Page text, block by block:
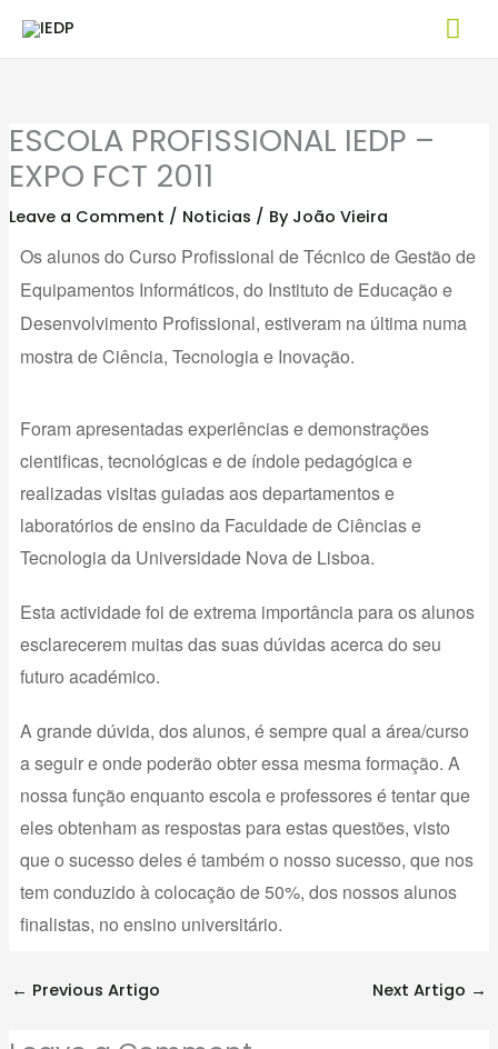
ESCOLA PROFISSIONAL IEDP –
EXPO FCT 2011
Leave a Comment / Noticias / By João Vieira
Os alunos do Curso Profissional de Técnico de Gestão de
Equipamentos Informáticos, do Instituto de Educação e
Desenvolvimento Profissional, estiveram na última numa
mostra de Ciência, Tecnologia e Inovação.
Foram apresentadas experiências e demonstrações
cientificas, tecnológicas e de índole pedagógica e
realizadas visitas guiadas aos departamentos e
laboratórios de ensino da Faculdade de Ciências e
Tecnologia da Universidade Nova de Lisboa.
Esta actividade foi de extrema importância para os alunos
esclarecerem muitas das suas dúvidas acerca do seu
futuro académico.
A grande dúvida, dos alunos, é sempre qual a área/curso
a seguir e onde poderão obter essa mesma formação. A
nossa função enquanto escola e professores é tentar que
eles obtenham as respostas para estas questões, visto
que o sucesso deles é também o nosso sucesso, que nos
tem conduzido à colocação de 50%, dos nossos alunos
finalistas, no ensino universitário.
← Previous Artigo Next Artigo →